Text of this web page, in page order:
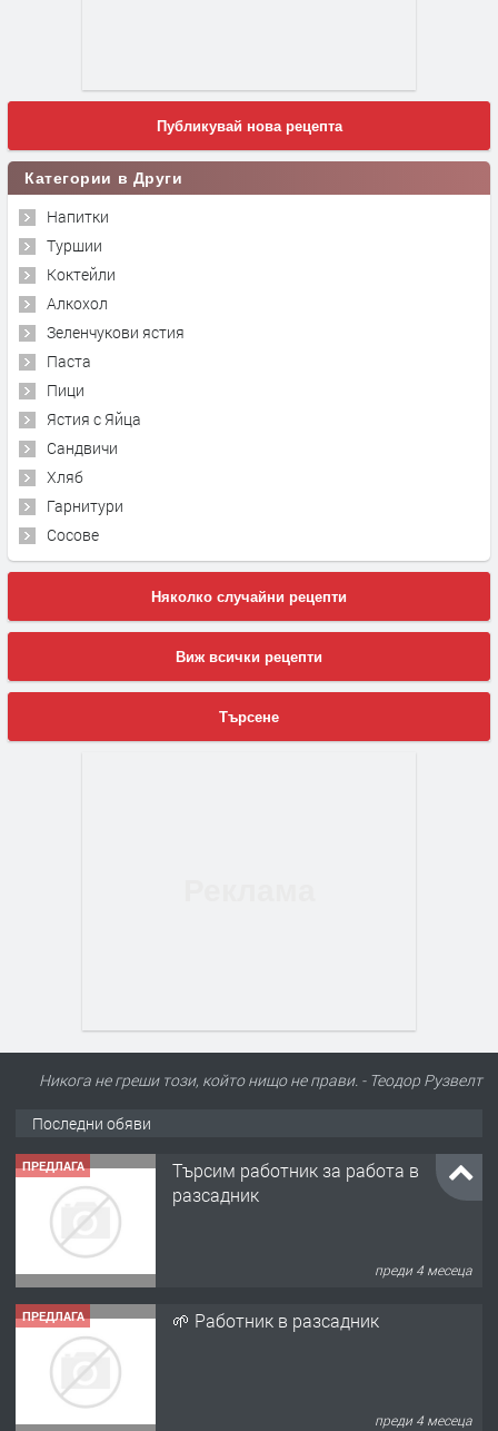
Публикувай нова рецепта
Категории в Други
Напитки
Туршии
Коктейли
Алкохол
Зеленчукови ястия
Паста
Пици
Ястия с Яйца
Сандвичи
Хляб
Гарнитури
Сосове
Няколко случайни рецепти
Виж всички рецепти
Търсене
Никога не греши този, който нищо не прави. - Теодор Рузвелт
Последни обяви
ПРЕДЛАГА
Търсим работник за работа в
разсадник
преди 4 месеца
ПРЕДЛАГА 🌱 Работник в разсадник
преди 4 месеца